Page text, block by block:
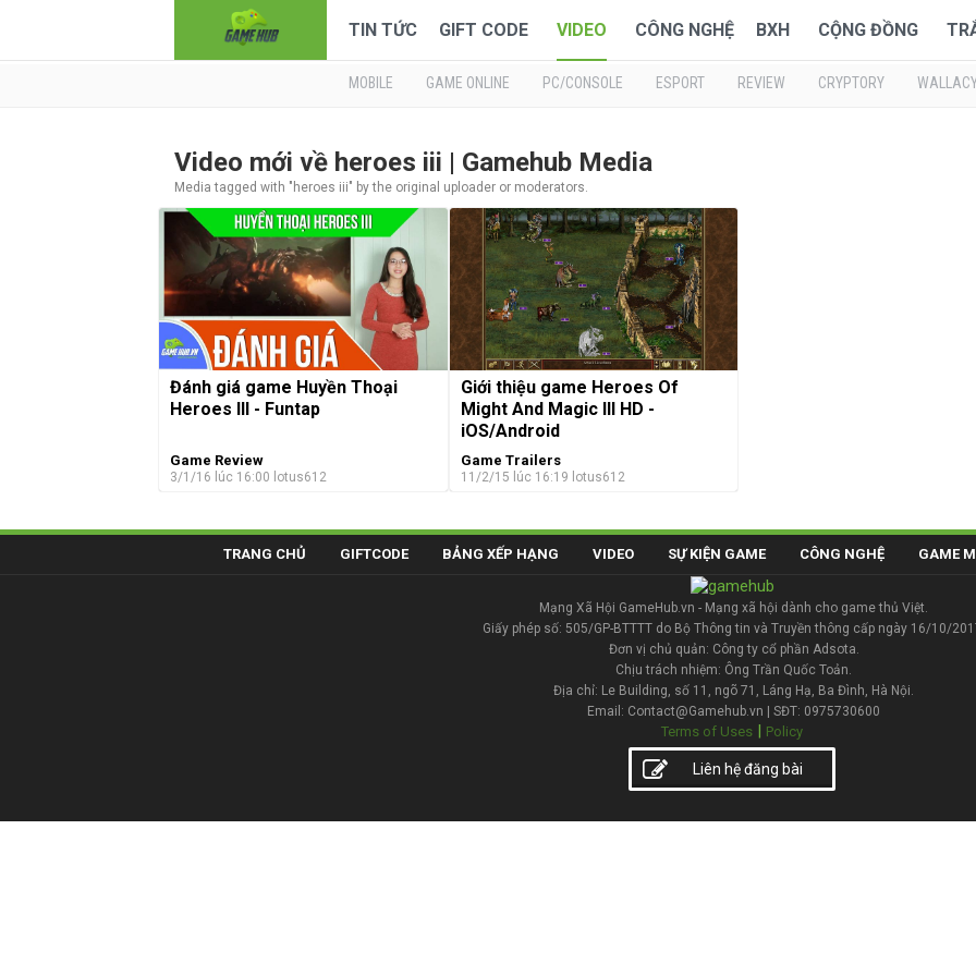
TIN TỨC GIFT CODE VIDEO CÔNG NGHỆ BXH CỘNG ĐỒNG
MOBILE GAME ONLINE PC/CONSOLE ESPORT REVIEW CRYPTORY
Video mới về heroes iii | Gamehub Media
Media tagged with "heroes iii" by the original uploader or moderators.
Đánh giá game Huyền Thoại
Heroes III - Funtap
Game Review
3/1/16 lúc 16:00 lotus612
Giới thiệu game Heroes Of
Might And Magic III HD -
iOS/Android
Game Trailers
11/2/15 lúc 16:19 lotus612
TRANG CHỦ GIFTCODE BẢNG XẾP HẠNG VIDEO SỰ KIỆN GAME CÔNG NGHỆ GAME
Mạng Xã Hội GameHub.vn - Mạng xã hội dành cho game thủ Việt.
Giấy phép số: 505/GP-BTTTT do Bộ Thông tin và Truyền thông cấp ngày 16/10/
Đơn vị chủ quản: Công ty cổ phần Adsota.
Chịu trách nhiệm: Ông Trần Quốc Toản.
Địa chỉ: Le Building, số 11, ngõ 71, Láng Hạ, Ba Đình, Hà Nội.
Email: Contact@Gamehub.vn | SĐT: 0975730600
Terms of Uses | Policy
Liên hệ đăng bài